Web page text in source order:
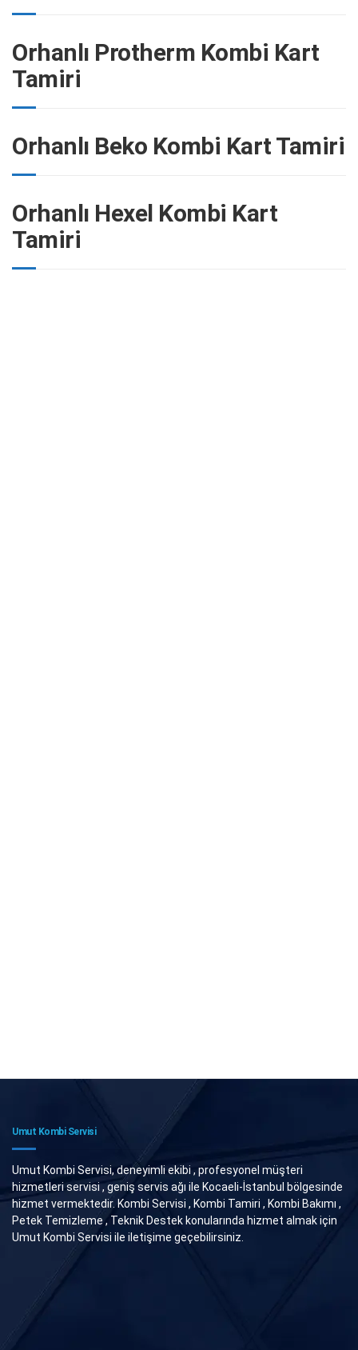
Orhanlı Protherm Kombi Kart
Tamiri
Orhanlı Beko Kombi Kart Tamiri
Orhanlı Hexel Kombi Kart
Tamiri
Umut Kombi Servisi
Umut Kombi Servisi, deneyimli ekibi , profesyonel müşteri
hizmetleri servisi , geniş servis ağı ile Kocaeli-İstanbul bölgesinde
hizmet vermektedir. Kombi Servisi , Kombi Tamiri , Kombi Bakımı ,
Petek Temizleme , Teknik Destek konularında hizmet almak için
Umut Kombi Servisi ile iletişime geçebilirsiniz.